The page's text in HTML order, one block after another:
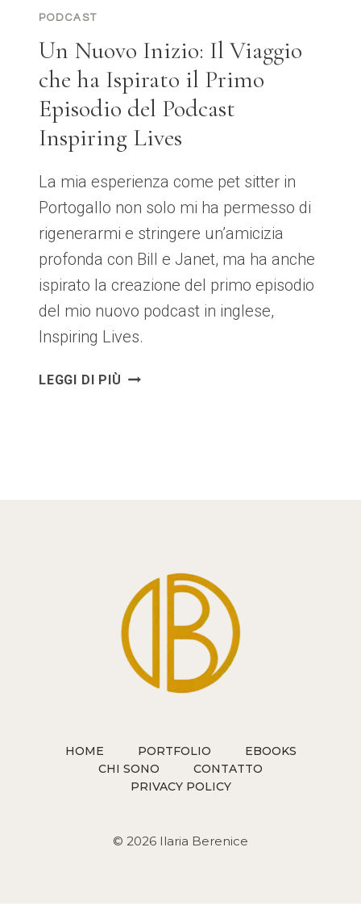
PODCAST
Un Nuovo Inizio: Il Viaggio
che ha Ispirato il Primo
Episodio del Podcast
Inspiring Lives
La mia esperienza come pet sitter in
Portogallo non solo mi ha permesso di
rigenerarmi e stringere un’amicizia
profonda con Bill e Janet, ma ha anche
ispirato la creazione del primo episodio
del mio nuovo podcast in inglese,
Inspiring Lives.
LEGGI DI PIÙ UN
EPISODIO
DEL
PODCAST
INSPIRING
LIVES
HOME PORTFOLIO
EBOOKS
CHI SONO
CONTATTO
PRIVACY POLICY
© 2026 Ilaria Berenice